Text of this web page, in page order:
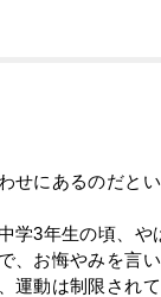
せにあるのだと
学3年生の頃、や
、お悔やみを言
運動は制限され